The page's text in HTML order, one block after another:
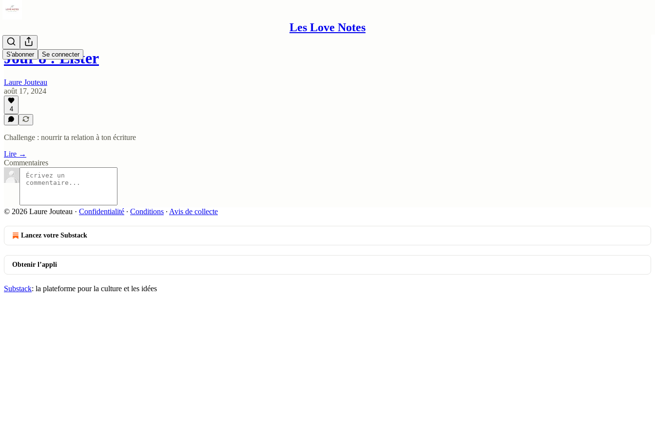
Les Love Notes
S'abonner Se connecter
Jour 8 : Lister
Laure Jouteau
août 17, 2024
4
Challenge : nourrir ta relation à ton écriture
Lire →
Commentaires
© 2026 Laure Jouteau · Confidentialité ∙ Conditions ∙ Avis de collecte
Lancez votre Substack
Obtenir l’appli
Substack: la plateforme pour la culture et les idées